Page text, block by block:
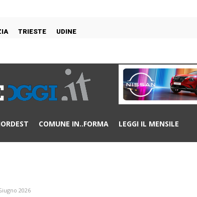
TRIESTE UDINE
COMUNE IN..FORMA LEGGI IL MENSILE
2026